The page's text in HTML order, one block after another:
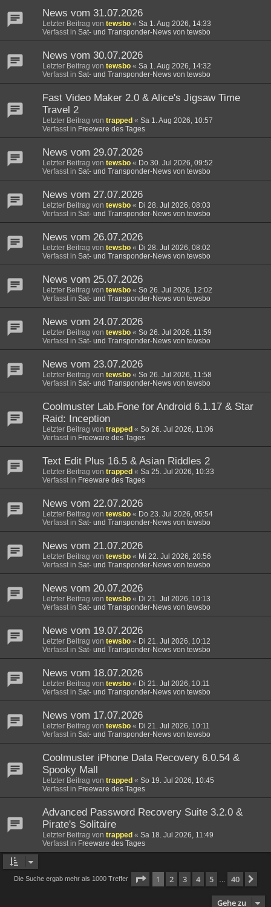
News vom 31.07.2026
Letzter Beitrag von tewsbo « Sa 1. Aug 2026, 14:33
Verfasst in Sat- und Transponder-News von tewsbo
News vom 30.07.2026
Letzter Beitrag von tewsbo « Sa 1. Aug 2026, 14:32
Verfasst in Sat- und Transponder-News von tewsbo
Fast Video Maker 2.0 & Alice's Jigsaw Time
Travel 2
Letzter Beitrag von trapped « Sa 1. Aug 2026, 10:57
Verfasst in Freeware des Tages
News vom 29.07.2026
Letzter Beitrag von tewsbo « Do 30. Jul 2026, 09:52
Verfasst in Sat- und Transponder-News von tewsbo
News vom 27.07.2026
Letzter Beitrag von tewsbo « Di 28. Jul 2026, 08:03
Verfasst in Sat- und Transponder-News von tewsbo
News vom 26.07.2026
Letzter Beitrag von tewsbo « Di 28. Jul 2026, 08:02
Verfasst in Sat- und Transponder-News von tewsbo
News vom 25.07.2026
Letzter Beitrag von tewsbo « So 26. Jul 2026, 12:02
Verfasst in Sat- und Transponder-News von tewsbo
News vom 24.07.2026
Letzter Beitrag von tewsbo « So 26. Jul 2026, 11:59
Verfasst in Sat- und Transponder-News von tewsbo
News vom 23.07.2026
Letzter Beitrag von tewsbo « So 26. Jul 2026, 11:58
Verfasst in Sat- und Transponder-News von tewsbo
Coolmuster Lab.Fone for Android 6.1.17 & Star
Raid: Inception
Letzter Beitrag von trapped « So 26. Jul 2026, 11:06
Verfasst in Freeware des Tages
Text Edit Plus 16.5 & Asian Riddles 2
Letzter Beitrag von trapped « Sa 25. Jul 2026, 10:33
Verfasst in Freeware des Tages
News vom 22.07.2026
Letzter Beitrag von tewsbo « Do 23. Jul 2026, 05:54
Verfasst in Sat- und Transponder-News von tewsbo
News vom 21.07.2026
Letzter Beitrag von tewsbo « Mi 22. Jul 2026, 20:56
Verfasst in Sat- und Transponder-News von tewsbo
News vom 20.07.2026
Letzter Beitrag von tewsbo « Di 21. Jul 2026, 10:13
Verfasst in Sat- und Transponder-News von tewsbo
News vom 19.07.2026
Letzter Beitrag von tewsbo « Di 21. Jul 2026, 10:12
Verfasst in Sat- und Transponder-News von tewsbo
News vom 18.07.2026
Letzter Beitrag von tewsbo « Di 21. Jul 2026, 10:11
Verfasst in Sat- und Transponder-News von tewsbo
News vom 17.07.2026
Letzter Beitrag von tewsbo « Di 21. Jul 2026, 10:11
Verfasst in Sat- und Transponder-News von tewsbo
Coolmuster iPhone Data Recovery 6.0.54 &
Spooky Mall
Letzter Beitrag von trapped « So 19. Jul 2026, 10:45
Verfasst in Freeware des Tages
Advanced Password Recovery Suite 3.2.0 &
Pirate's Solitaire
Letzter Beitrag von trapped « Sa 18. Jul 2026, 11:49
Verfasst in Freeware des Tages
Die Suche ergab mehr als 1000 Treffer Seite 1von 40
1 2 3 4 5 40
Gehe zu